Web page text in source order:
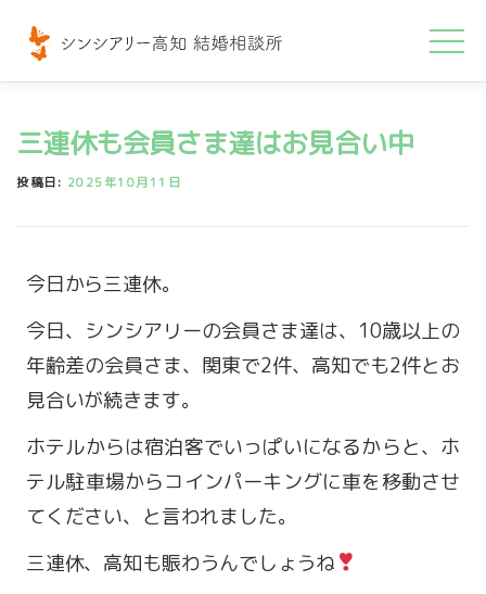
テ
へ
三連休も会員さま達はお見合い中
投稿日: 2025年10月11日
今日から三連休。
今日、シンシアリーの会員さま達は、10歳以上の
年齢差の会員さま、関東で2件、高知でも2件とお
見合いが続きます。
ホテルからは宿泊客でいっぱいになるからと、ホ
テル駐車場からコインパーキングに車を移動させ
てください、と言われました。
三連休、高知も賑わうんでしょうね